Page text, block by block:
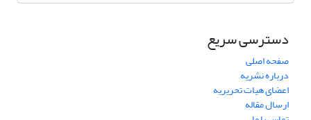
دسترسی سریع
صفحه اصلی
درباره نشریه
اعضای هیات تحریریه
ارسال مقاله